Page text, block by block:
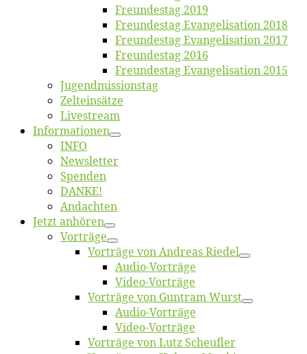
Freun­des­tag 2019
Freun­des­tag Evan­ge­li­sa­ti­on 2018
Freun­des­tag Evan­ge­li­sa­ti­on 2017
Freun­des­tag 2016
Freun­des­tag Evan­ge­li­sa­ti­on 2015
Jugend­mis­sions­tag
Zelt­ein­sät­ze
Live­stream
Informatio­nen
INFO
News­let­ter
Spen­den
DANKE!
An­dach­ten
Jetzt an­hö­ren
Vor­trä­ge
Vor­trä­ge von An­dre­as Riedel
Au­dio-Vor­trä­ge
Vi­deo-Vor­trä­ge
Vor­trä­ge von Gun­tram Wurst
Au­dio-Vor­trä­ge
Vi­deo-Vor­trä­ge
Vor­trä­ge von Lutz Scheufler